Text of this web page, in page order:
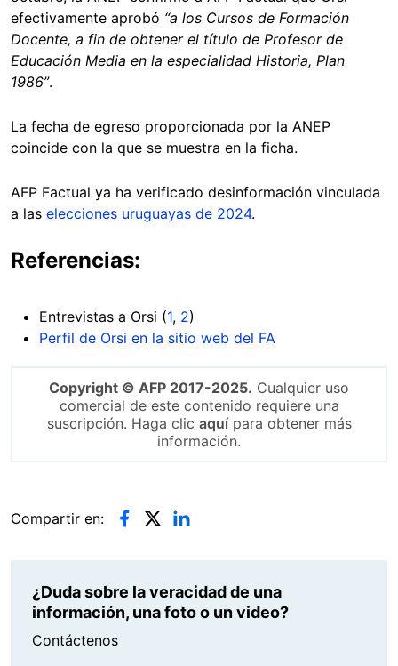
efectivamente aprobó “a los Cursos de Formación
Docente, a fin de obtener el título de Profesor de
Educación Media en la especialidad Historia, Plan
1986”.
La fecha de egreso proporcionada por la ANEP
coincide con la que se muestra en la ficha.
AFP Factual ya ha verificado desinformación vinculada
a las elecciones uruguayas de 2024.
Referencias:
Entrevistas a Orsi (1, 2)
Perfil de Orsi en la sitio web del FA
Copyright © AFP 2017-2025. Cualquier uso
comercial de este contenido requiere una
suscripción. Haga clic aquípara obtener más
información.
Compartir en:
¿Duda sobre la veracidad de una
información, una foto o un video?
Contáctenos